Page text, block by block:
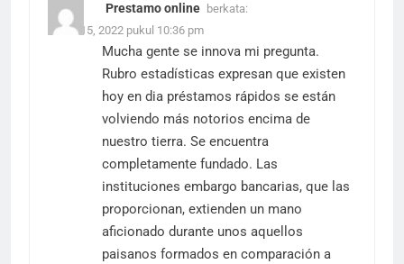
Prestamo online berkata:
Maret 15, 2022 pukul 10:36 pm
Mucha gente se innova mi pregunta.
Rubro estadísticas expresan que existen
hoy en dia préstamos rápidos se están
volviendo más notorios encima de
nuestro tierra. Se encuentra
completamente fundado. Las
instituciones embargo bancarias, que las
proporcionan, extienden un mano
aficionado durante unos aquellos
paisanos formados en comparación a